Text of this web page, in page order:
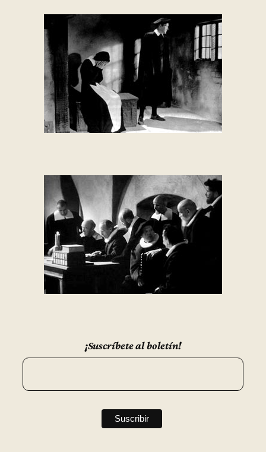
¡Suscríbete al boletín!